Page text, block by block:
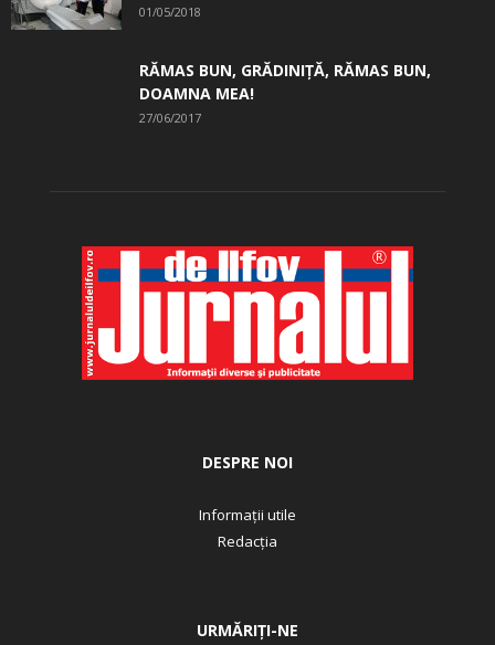
01/05/2018
RĂMAS BUN, GRĂDINIŢĂ, ­RĂMAS BUN,
DOAMNA MEA!
27/06/2017
DESPRE NOI
Informații utile
Redacția
URMĂRIȚI-NE